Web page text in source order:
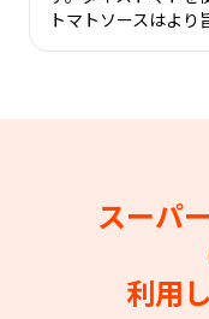
トマトソースはよ
スーパ
利用